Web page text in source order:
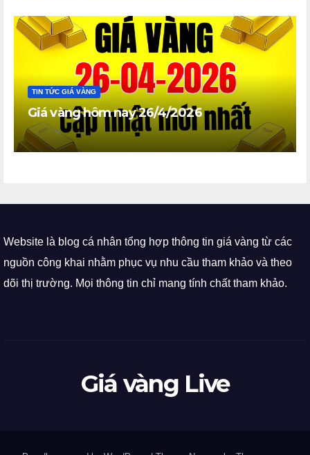
TIN TỨC GIÁ VÀNG
Giá vàng hôm nay 26/4/2026
Website là blog cá nhân tổng hợp thông tin giá vàng từ các
nguồn công khai nhằm phục vụ nhu cầu tham khảo và theo
dõi thị trường. Mọi thông tin chỉ mang tính chất tham khảo.
Giá vàng Live